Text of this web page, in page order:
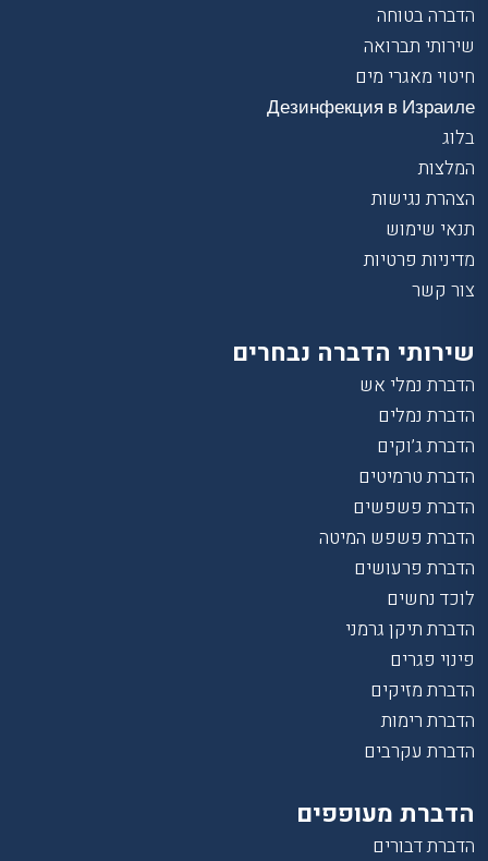
הדברה בטוחה
שירותי תברואה
חיטוי מאגרי מים
Дезинфекция в Израиле
בלוג
המלצות
הצהרת נגישות
תנאי שימוש
מדיניות פרטיות
צור קשר
שירותי הדברה נבחרים
הדברת נמלי אש
הדברת נמלים
הדברת ג’וקים
הדברת טרמיטים
הדברת פשפשים
הדברת פשפש המיטה
הדברת פרעושים
לוכד נחשים
הדברת תיקן גרמני
פינוי פגרים
הדברת מזיקים
הדברת רימות
הדברת עקרבים
הדברת מעופפים
הדברת דבורים